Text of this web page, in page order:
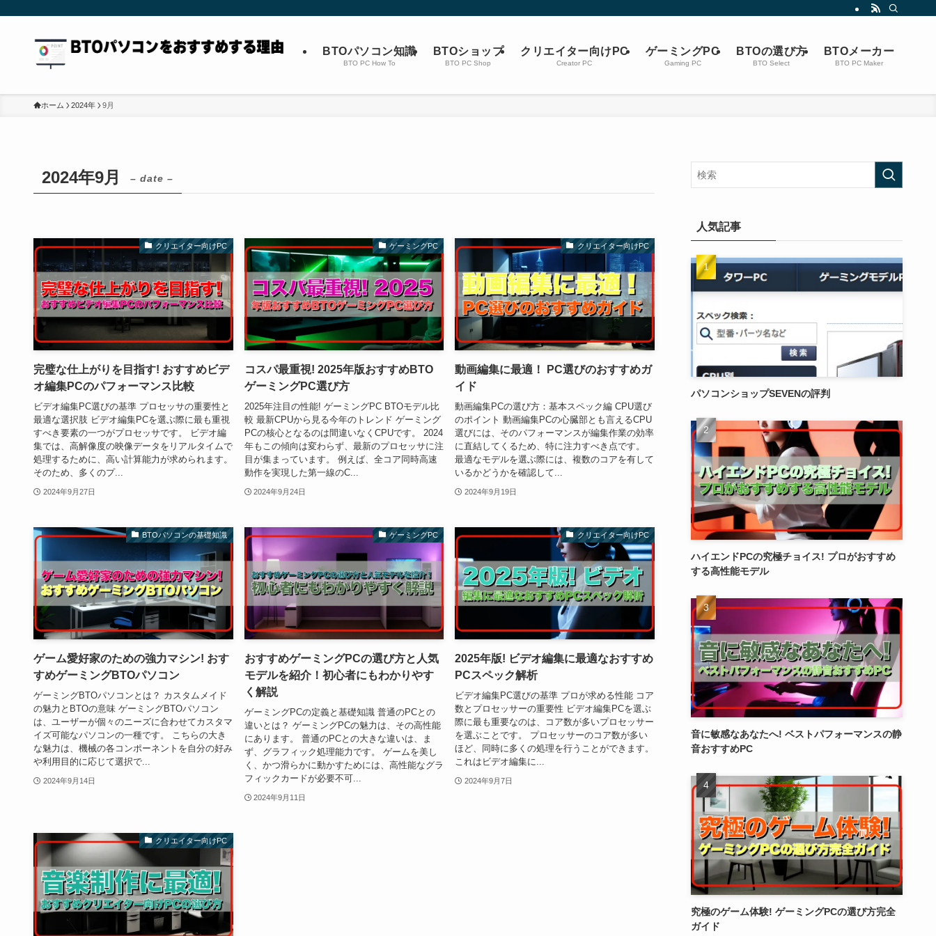
BTOパソコン知識
BTO PC How To
BTOショップ
BTO PC Shop
クリエイター向けPC
Creator PC
ゲーミングPC
Gaming PC
BTOの選び方
BTO Select
BTOメーカー
BTO PC Maker
ホーム 2024年 9月
2024年9月 – date –
クリエイター向けPC
完璧な仕上がりを目指す! おすすめビデ
オ編集PCのパフォーマンス比較
ビデオ編集PC選びの基準 プロセッサの重要性と
最適な選択肢 ビデオ編集PCを選ぶ際に最も重視
すべき要素の一つがプロセッサです。 ビデオ編
集では、高解像度の映像データをリアルタイムで
処理するために、高い計算能力が求められます。
そのため、多くのプ...
2024年9月27日
ゲーミングPC
コスパ最重視! 2025年版おすすめBTO
ゲーミングPC選び方
2025年注目の性能! ゲーミングPC BTOモデル比
較 最新CPUから見る今年のトレンド ゲーミング
PCの核心となるのは間違いなくCPUです。 2024
年もこの傾向は変わらず、最新のプロセッサに注
目が集まっています。 例えば、全コア同時高速
動作を実現した第一線のC...
2024年9月24日
クリエイター向けPC
動画編集に最適！ PC選びのおすすめガ
イド
動画編集PCの選び方：基本スペック編 CPU選び
のポイント 動画編集PCの心臓部とも言えるCPU
選びには、そのパフォーマンスが編集作業の効率
に直結してくるため、特に注力すべき点です。
最適なモデルを選ぶ際には、複数のコアを有して
いるかどうかを確認して...
2024年9月19日
BTOパソコンの基礎知識
ゲーム愛好家のための強力マシン! おす
すめゲーミングBTOパソコン
ゲーミングBTOパソコンとは？ カスタムメイド
の魅力とBTOの意味 ゲーミングBTOパソコン
は、ユーザーが個々のニーズに合わせてカスタマ
イズ可能なパソコンの一種です。 こちらの大き
な魅力は、機械の各コンポーネントを自分の好み
や利用目的に応じて選択で...
2024年9月14日
ゲーミングPC
おすすめゲーミングPCの選び方と人気
モデルを紹介！初心者にもわかりやす
く解説
ゲーミングPCの定義と基礎知識 普通のPCとの
違いとは？ ゲーミングPCの魅力は、その高性能
にあります。 普通のPCとの大きな違いは、ま
ず、グラフィック処理能力です。 ゲームを美し
く、かつ滑らかに動かすためには、高性能なグラ
フィックカードが必要不可...
2024年9月11日
クリエイター向けPC
2025年版! ビデオ編集に最適なおすすめ
PCスペック解析
ビデオ編集PC選びの基準 プロが求める性能 コア
数とプロセッサーの重要性 ビデオ編集PCを選ぶ
際に最も重要なのは、コア数が多いプロセッサー
を選ぶことです。 プロセッサーのコア数が多い
ほど、同時に多くの処理を行うことができます。
これはビデオ編集に...
2024年9月7日
クリエイター向けPC
人気記事
パソコンショップSEVENの評判
ハイエンドPCの究極チョイス! プロがおすすめ
する高性能モデル
音に敏感なあなたへ! ベストパフォーマンスの静
音おすすめPC
究極のゲーム体験! ゲーミングPCの選び方完全
ガイド